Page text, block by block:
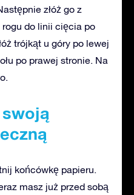
złóż go z
rogu do linii cięcia po
trójkąt u góry po lewej
po prawej stronie. Na
końcówkę papieru.
masz już przed sobą